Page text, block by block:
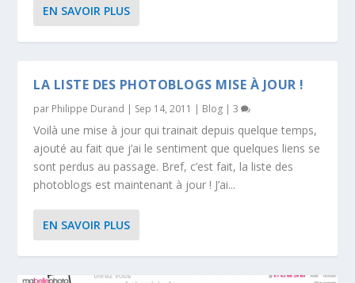
EN SAVOIR PLUS
LA LISTE DES PHOTOBLOGS MISE À JOUR !
par Philippe Durand | Sep 14, 2011 | Blog |3
Voilà une mise à jour qui trainait depuis quelque temps,
ajouté au fait que j’ai le sentiment que quelques liens se
sont perdus au passage. Bref, c’est fait, la liste des
photoblogs est maintenant à jour ! J’ai...
EN SAVOIR PLUS